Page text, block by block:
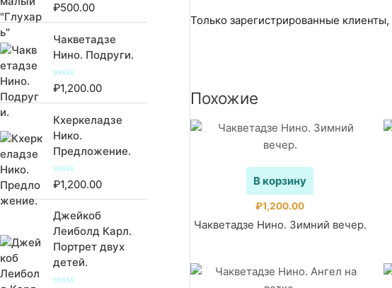
О
н
к
а
0
з
5
₽500.00
Чакветадзе
Нино. Подруги.
О
н
к
а
0
з
5
₽1,200.00
Кхеркеладзе
Нико.
Предложение.
О
н
к
а
0
и
з
5
₽1,200.00
Джейкоб
Леиболд Карл.
Портрет двух
детей.
Только зарегистрированные
Похожие
В корзину
₽1,200.00
Чакветадзе Нино. Зимний вечер.